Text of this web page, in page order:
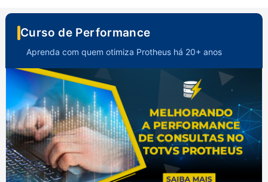
Curso de Performance
Aprenda com quem otimiza Protheus há 20+ anos